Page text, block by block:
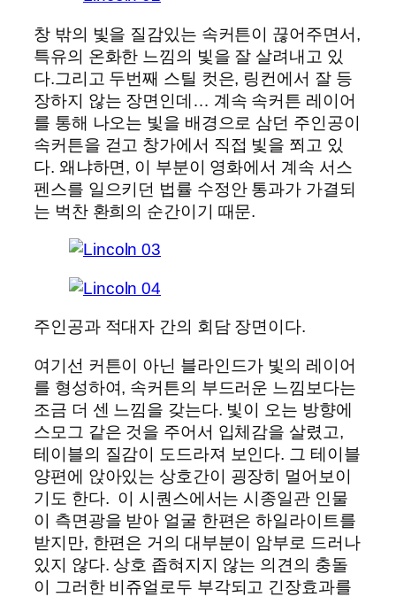
창 밖의 빛을 질감있는 속커튼이 끊어주면서,
특유의 온화한 느낌의 빛을 잘 살려내고 있
다.그리고 두번째 스틸 컷은, 링컨에서 잘 등
장하지 않는 장면인데… 계속 속커튼 레이어
를 통해 나오는 빛을 배경으로 삼던 주인공이
속커튼을 걷고 창가에서 직접 빛을 쬐고 있
다. 왜냐하면, 이 부분이 영화에서 계속 서스
펜스를 일으키던 법률 수정안 통과가 가결되
는 벅찬 환희의 순간이기 때문.
주인공과 적대자 간의 회담 장면이다.
여기선 커튼이 아닌 블라인드가 빛의 레이어
를 형성하여, 속커튼의 부드러운 느낌보다는
조금 더 센 느낌을 갖는다. 빛이 오는 방향에
스모그 같은 것을 주어서 입체감을 살렸고,
테이블의 질감이 도드라져 보인다. 그 테이블
양편에 앉아있는 상호간이 굉장히 멀어보이
기도 한다. 이 시퀀스에서는 시종일관 인물
이 측면광을 받아 얼굴 한편은 하일라이트를
받지만, 한편은 거의 대부분이 암부로 드러나
있지 않다. 상호 좁혀지지 않는 의견의 충돌
이 그러한 비쥬얼로두 부각되고 긴장효과를